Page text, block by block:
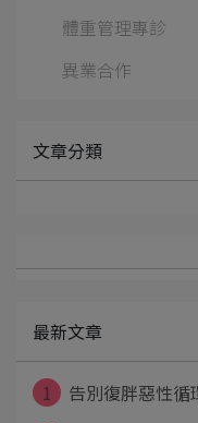
體重管理專診
異業合作
文章分類
最新文章
1
告別復胖惡性循